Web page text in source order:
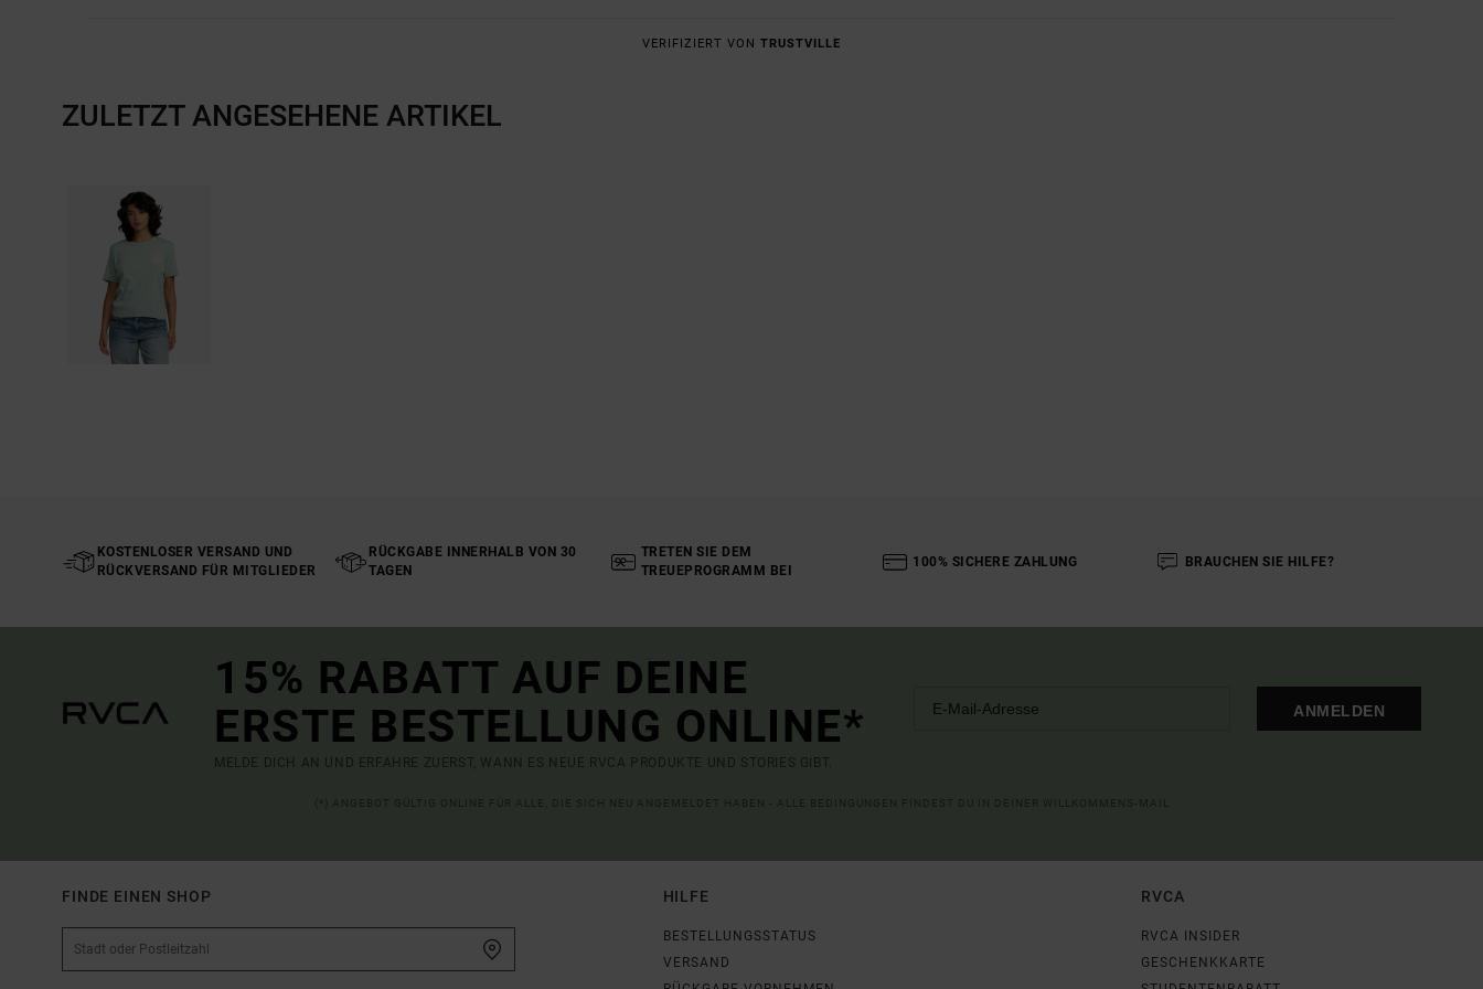
VERIFIZIERT VON TRUSTVILLE
ZULETZT ANGESEHENE ARTIKEL
KOSTENLOSER VERSAND UND
RÜCKVERSAND FÜR MITGLIEDER
RÜCKGABE INNERHALB VON 30
TAGEN
TRETEN SIE DEM
TREUEPROGRAMM BEI
100% SICHERE ZAHLUNG BRAUCHEN SIE HILFE?
15% RABATT AUF DEINE
ERSTE BESTELLUNG ONLINE*
MELDE DICH AN UND ERFAHRE ZUERST, WANN ES NEUE RVCA PRODUKTE UND STORIES GIBT.
ANMELDEN
FINDE EINEN SHOP HILFE
BESTELLUNGSSTATUS
VERSAND
RVCA
RVCA INSIDER
GESCHENKKARTE